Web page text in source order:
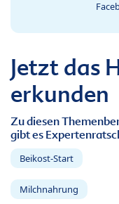
Jetzt das
erkunden
Zu diesen
gibt es
Beikost-Start
Milchnahrung